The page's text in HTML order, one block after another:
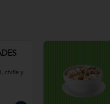
chifle y